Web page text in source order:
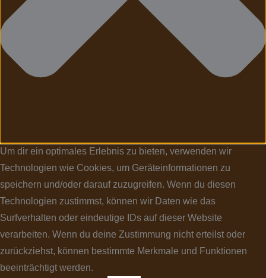
Um dir ein optimales Erlebnis zu bieten, verwenden wir
Technologien wie Cookies, um Geräteinformationen zu
speichern und/oder darauf zuzugreifen. Wenn du diesen
Technologien zustimmst, können wir Daten wie das
Surfverhalten oder eindeutige IDs auf dieser Website
verarbeiten. Wenn du deine Zustimmung nicht erteilst oder
zurückziehst, können bestimmte Merkmale und Funktionen
beeinträchtigt werden.